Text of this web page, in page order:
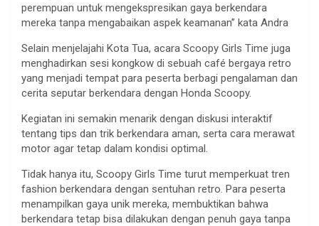
perempuan untuk mengekspresikan gaya berkendara
mereka tanpa mengabaikan aspek keamanan” kata Andra
Selain menjelajahi Kota Tua, acara Scoopy Girls Time juga
menghadirkan sesi kongkow di sebuah café bergaya retro
yang menjadi tempat para peserta berbagi pengalaman dan
cerita seputar berkendara dengan Honda Scoopy.
Kegiatan ini semakin menarik dengan diskusi interaktif
tentang tips dan trik berkendara aman, serta cara merawat
motor agar tetap dalam kondisi optimal.
Tidak hanya itu, Scoopy Girls Time turut memperkuat tren
fashion berkendara dengan sentuhan retro. Para peserta
menampilkan gaya unik mereka, membuktikan bahwa
berkendara tetap bisa dilakukan dengan penuh gaya tanpa